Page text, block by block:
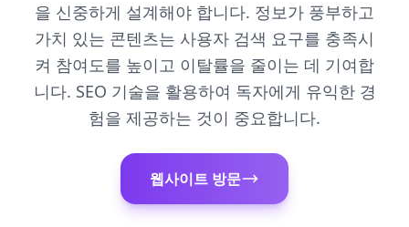
을 신중하게 설계해야 합니다. 정보가 풍부하고
가치 있는 콘텐츠는 사용자 검색 요구를 충족시
켜 참여도를 높이고 이탈률을 줄이는 데 기여합
니다. SEO 기술을 활용하여 독자에게 유익한 경
험을 제공하는 것이 중요합니다.
웹사이트 방문